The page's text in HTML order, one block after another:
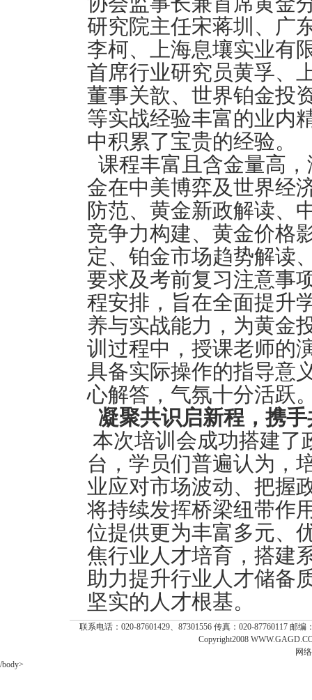
研究院主任宋蒋圳、广
李柯、上海息壤实业有
首席行业研究员黄孚、
董事关歆、世界铂金投
等实战经验丰富的业内
中积累了宝贵的经验。
课程丰富且含金量高
金在中美博弈及世界经
防范、黄金新政解读、
竞争力构建、黄金价格
定、铂金市场趋势解读
要求及考前复习注意事
程安排，旨在全面提升
养与实战能力，为黄金
训过程中， 授课老师的
具备实际操作的指导意
心解答，气氛十分活跃
凝聚共识启新程，携
本次培训会成功搭建了
台，学员们普遍认为，
业应对市场波动、把握
将持续发挥桥梁纽带作
位提供更为丰富多元、
焦行业人才培育，搭建
助力提升行业人才储备
坚实的人才根基。
联系电话：020-87601429、87301556 传真：020-87760117 邮
Copyright2008
网
/body>